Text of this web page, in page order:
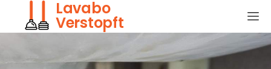
Lavabo
Verstopft